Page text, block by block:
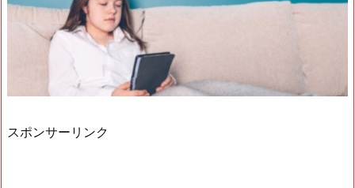
スポンサーリンク